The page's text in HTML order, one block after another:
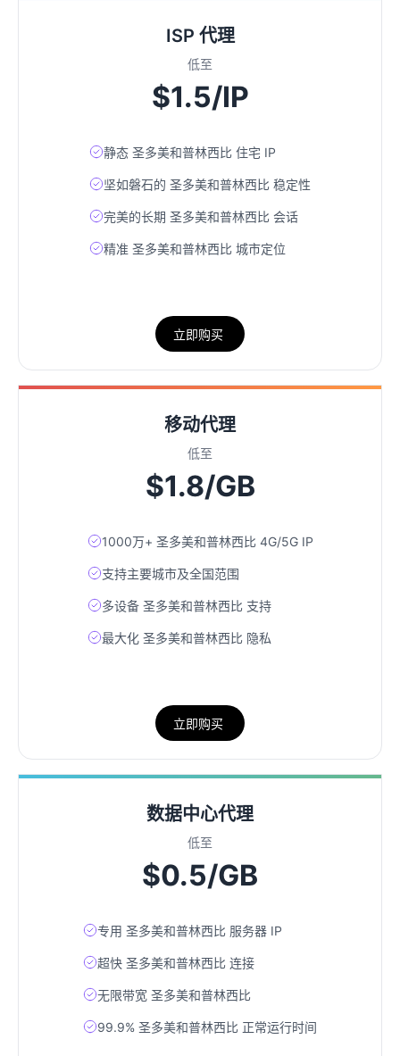
ISP 代理
低至
$1.5/IP
静态 圣多美和普林西比 住宅 IP
坚如磐石的 圣多美和普林西比 稳定性
完美的长期 圣多美和普林西比 会话
精准 圣多美和普林西比 城市定位
立即购买
移动代理
低至
$1.8/GB
1000万+ 圣多美和普林西比 4G/5G IP
支持主要城市及全国范围
多设备 圣多美和普林西比 支持
最大化 圣多美和普林西比 隐私
立即购买
数据中心代理
低至
$0.5/GB
专用 圣多美和普林西比 服务器 IP
超快 圣多美和普林西比 连接
无限带宽 圣多美和普林西比
99.9% 圣多美和普林西比 正常运行时间